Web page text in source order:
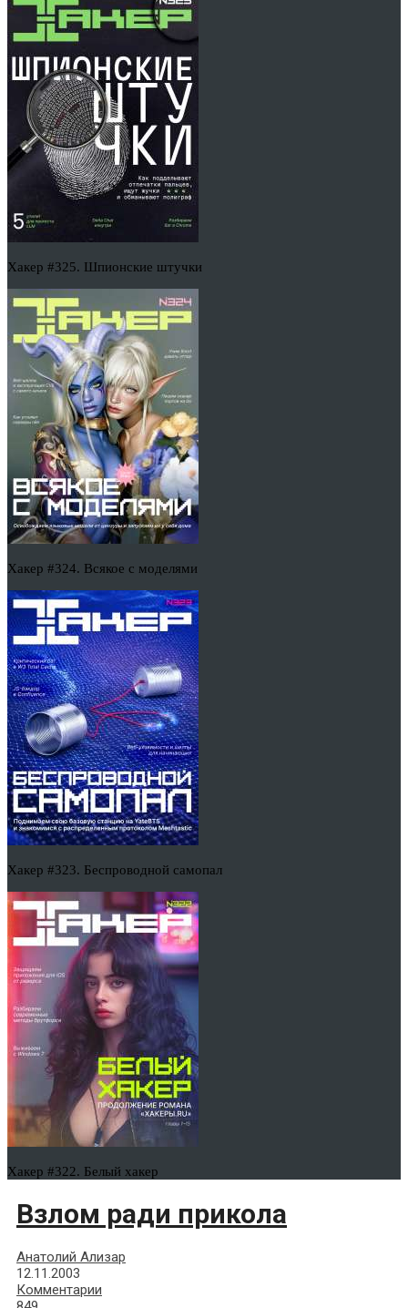
Хакер #325. Шпионские штучки
Хакер #324. Всякое с моделями
Хакер #323. Беспроводной самопал
Хакер #322. Белый хакер
Взлом ради прикола
Анатолий Ализар
12.11.2003
Комментарии